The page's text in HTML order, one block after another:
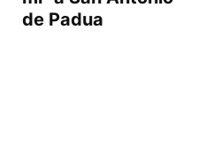
de Padua